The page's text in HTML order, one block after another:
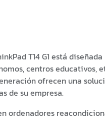
T14 G1 está
centros educativos,
ofrecen una
de su empresa.
ordenadores